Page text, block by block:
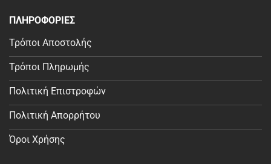
ΠΛΗΡΟΦΟΡΙΕΣ
Τρόποι Αποστολής
Τρόποι Πληρωμής
Πολιτική Επιστροφών
Πολιτική Απορρήτου
Όροι Χρήσης